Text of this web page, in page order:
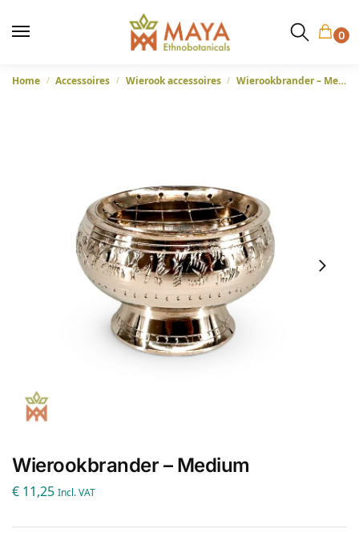
0
Home / Accessoires / Wierook accessoires / Wierookbrander – Medium
Wierookbrander – Medium
€ 11,25 Incl. VAT